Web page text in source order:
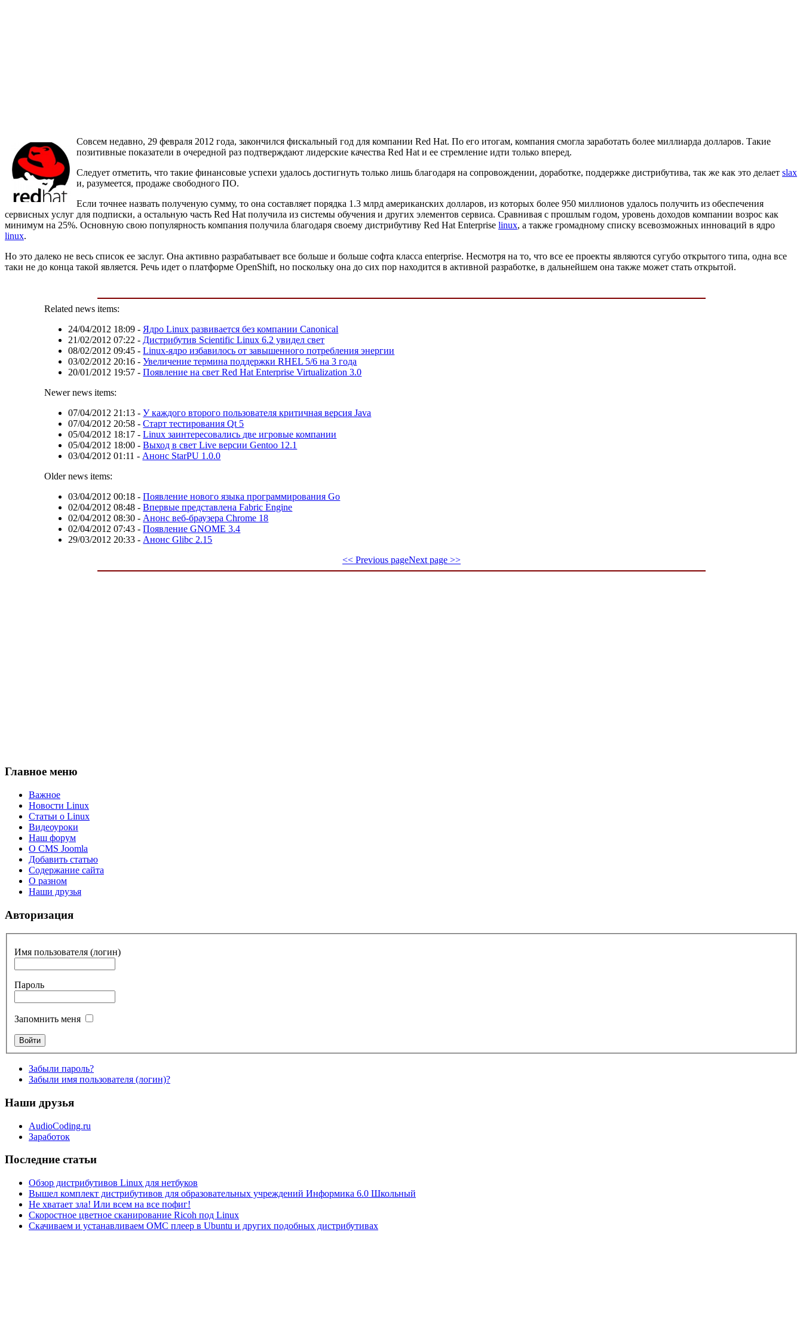
Совсем недавно, 29 февраля 2012 года, закончился фискальный год для компании Red Hat. По его итогам, компания смогла заработать более миллиарда долларов. Такие
позитивные показатели в очередной раз подтверждают лидерские качества Red Hat и ее стремление идти только вперед.
Следует отметить, что такие финансовые успехи удалось достигнуть только лишь благодаря на сопровождении, доработке, поддержке дистрибутива, так же как это делает slax
и, разумеется, продаже свободного ПО.
Если точнее назвать полученую сумму, то она составляет порядка 1.3 млрд американских долларов, из которых более 950 миллионов удалось получить из обеспечения
сервисных услуг для подписки, а остальную часть Red Hat получила из системы обучения и других элементов сервиса. Сравнивая с прошлым годом, уровень доходов компании возрос как
минимум на 25%. Основную свою популярность компания получила благодаря своему дистрибутиву Red Hat Enterprise linux, а также громадному списку всевозможных инноваций в ядро
linux.
Но это далеко не весь список ее заслуг. Она активно разрабатывает все больше и больше софта класса enterprise. Несмотря на то, что все ее проекты являются сугубо открытого типа, одна все
таки не до конца такой является. Речь идет о платформе OpenShift, но поскольку она до сих пор находится в активной разработке, в дальнейшем она также может стать открытой.
Related news items:
24/04/2012 18:09 - Ядро Linux развивается без компании Canonical
21/02/2012 07:22 - Дистрибутив Scientific Linux 6.2 увидел свет
08/02/2012 09:45 -Linux-ядро избавилось от завышенного потребления энергии
03/02/2012 20:16 -Увеличение термина поддержки RHEL 5/6 на 3 года
20/01/2012 19:57 -Появление на свет Red Hat Enterprise Virtualization 3.0
Newer news items:
07/04/2012 21:13 -У каждого второго пользователя критичная версия Java
07/04/2012 20:58 -Старт тестирования Qt 5
05/04/2012 18:17 -Linux заинтересовались две игровые компании
05/04/2012 18:00 -Выход в свет Live версии Gentoo 12.1
03/04/2012 01:11 - Анонс StarPU 1.0.0
Older news items:
03/04/2012 00:18 -Появление нового языка программирования Go
02/04/2012 08:48 -Впервые представлена Fabric Engine
02/04/2012 08:30 - Анонс веб-браузера Chrome 18
02/04/2012 07:43 -Появление GNOME 3.4
29/03/2012 20:33 - Анонс Glibc 2.15
<< Previous pageNext page >>
Главное меню
Важное
Новости Linux
Статьи о Linux
Видеоуроки
Наш форум
О CMS Joomla
Добавить статью
Содержание сайта
О разном
Наши друзья
Авторизация
Имя пользователя (логин)
Пароль
Запомнить меня
Забыли пароль?
Забыли имя пользователя (логин)?
Наши друзья
AudioCoding.ru
Заработок
Последние статьи
Обзор дистрибутивов Linux для нетбуков
Вышел комплект дистрибутивов для образовательных учреждений Информика 6.0 Школьный
Не хватает зла! Или всем на все пофиг!
Скоростное цветное сканирование Ricoh под Linux
Скачиваем и устанавливаем ОМС плеер в Ubuntu и других подобных дистрибутивах